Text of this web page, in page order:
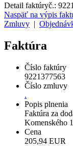
Detail faktúryč.:
Naspäť na výpis
Zmluvy |
Faktúra
Číslo faktúry
9221377563
Číslo zmluvy
.
Popis plnenia
Faktúra za
Komenského
Cena
205,94 EUR